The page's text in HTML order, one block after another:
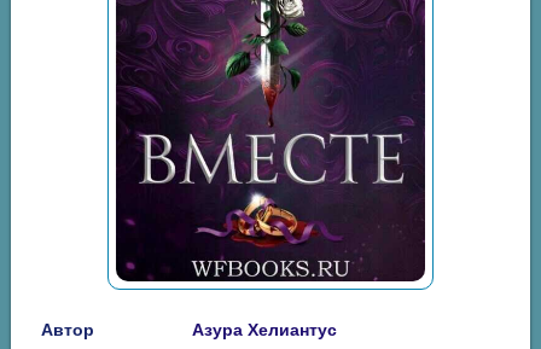
Автор
Азура Хелиантус